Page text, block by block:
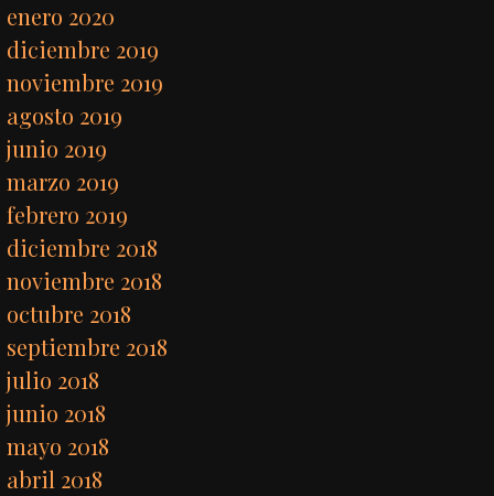
enero 2020
diciembre 2019
noviembre 2019
agosto 2019
junio 2019
marzo 2019
febrero 2019
diciembre 2018
noviembre 2018
octubre 2018
septiembre 2018
julio 2018
junio 2018
mayo 2018
abril 2018